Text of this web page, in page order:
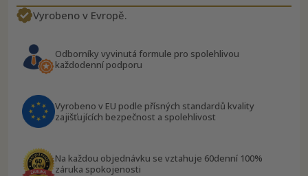
Vyrobeno v Evropě.
Odborníky vyvinutá formule pro spolehlivou
každodenní podporu
Vyrobeno v EU podle přísných standardů kvality
zajišťujících bezpečnost a spolehlivost
Na každou objednávku se vztahuje 60denní 100%
záruka spokojenosti